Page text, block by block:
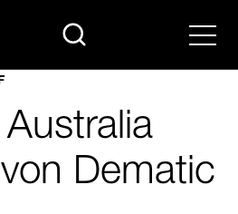
search Menu
Dematic